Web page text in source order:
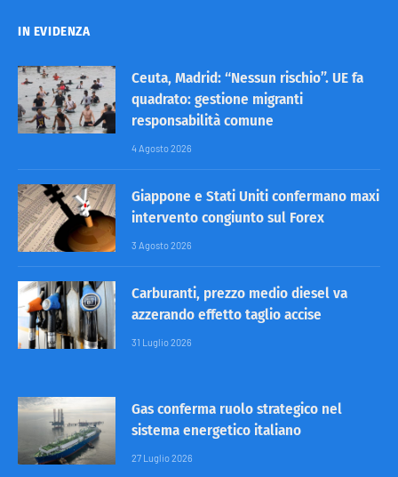
IN EVIDENZA
Ceuta, Madrid: “Nessun rischio”. UE fa
quadrato: gestione migranti
responsabilità comune
4 Agosto 2026
Giappone e Stati Uniti confermano maxi
intervento congiunto sul Forex
3 Agosto 2026
Carburanti, prezzo medio diesel va
azzerando effetto taglio accise
31 Luglio 2026
Gas conferma ruolo strategico nel
sistema energetico italiano
27 Luglio 2026